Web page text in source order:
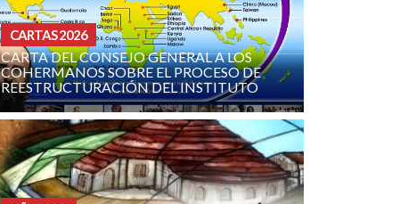
CARTAS 2026
CARTA DEL CONSEJO GENERAL A LOS
COHERMANOS SOBRE EL PROCESO DE
REESTRUCTURACIÓN DEL INSTITUTO